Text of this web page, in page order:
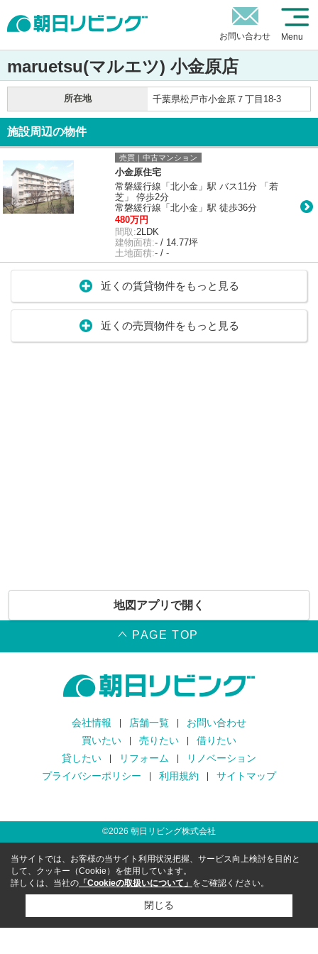
お問い合わせ Menu
maruetsu(マルエツ) 小金原店
所在地 千葉県松戸市小金原７丁目18-3
施設周辺の物件
売買｜中古マンション
小金原住宅
常磐緩行線「北小金」駅 バス11分 「若
芝」 停歩2分
常磐緩行線「北小金」駅 徒歩36分
480万円
間取:2LDK
建物面積:- / 14.77坪
土地面積:- / -
近くの賃貸物件をもっと見る
近くの売買物件をもっと見る
地図アプリで開く
PAGE TOP
会社情報 店舗一覧
お問い合わせ
買いたい
売りたい
借りたい
貸したい
リフォーム
リノベーション
プライバシーポリシー
利用規約 サイトマップ
©2026 朝日リビング株式会社
当サイトでは、お客様の当サイト利用状況把握、サービス向上検討を目的と
して、クッキー（Cookie）を使用しています。
詳しくは、当社の 「Cookieの取扱いについて」 をご確認ください。
閉じる